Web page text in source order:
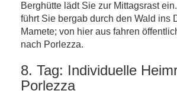
Berghütte lädt Sie zur Mittagsrast
führt Sie bergab durch den Wald ins
Mamete; von hier aus fahren
nach Porlezza.
8. Tag: Individuelle
Porlezza